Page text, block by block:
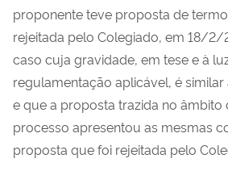
proponente teve proposta de
rejeitada pelo Colegiado, em 18/2/
caso cuja gravidade, em tese e à
regulamentação aplicável, é
e que a proposta trazida no âmbito
processo apresentou as mesmas
proposta que foi rejeitada pelo